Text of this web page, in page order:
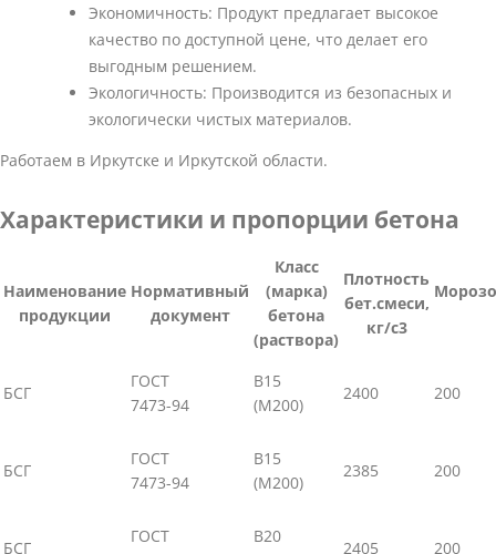
Экономичность: Продукт предлагает высокое
качество по доступной цене, что делает его
выгодным решением.
Экологичность: Производится из безопасных и
экологически чистых материалов.
Работаем в Иркутске и Иркутской области.
Характеристики и пропорции бетона
Наименование
продукции
Нормативный
документ
Класс
(марка)
бетона
(раствора)
Плотность
бет.смеси,
кг/с3
БСГ
ГОСТ
7473-94
В15
(М200)
2400 200
БСГ
ГОСТ
7473-94
В15
(М200)
2385 200
БСГ
ГОСТ
В20
2405 200